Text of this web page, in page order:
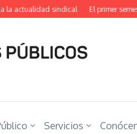
actualidad sindical El primer
Servicios